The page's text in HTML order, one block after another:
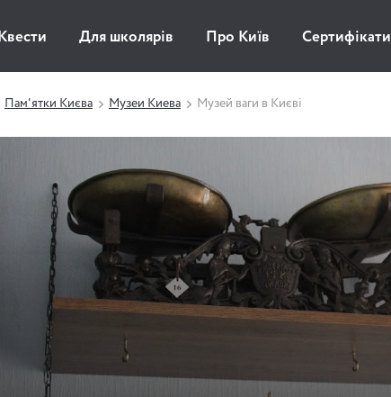
Квести Для школярів Про Київ Сертифікати
Пам'ятки Києва Музеи Киева Музей ваги в Києві